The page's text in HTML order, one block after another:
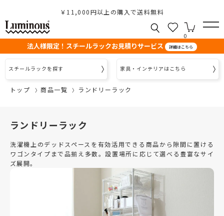
￥11,000円以上の購入で送料無料
0
法人様限定！スチールラックお見積りサービス 詳細はこちら
スチールラックを探す 家具・インテリアはこちら
トップ 商品一覧 ランドリーラック
ランドリーラック
洗濯機上のデッドスペースを有効活用できる商品から隙間に置ける
ワゴンタイプまで品揃え多数。設置場所に応じて選べる豊富なサイ
ズ展開。